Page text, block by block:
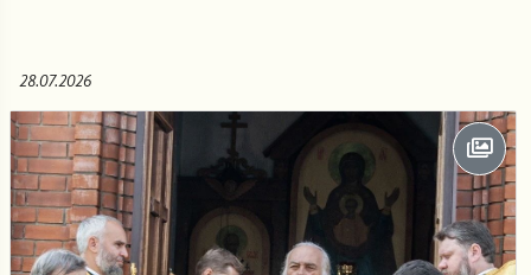
28.07.2026